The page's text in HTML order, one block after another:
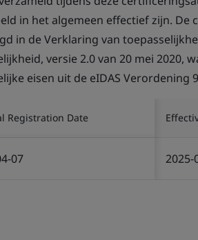
in het algemeen effectief zijn.
in de Verklaring van
versie 2.0 van 20 mei 2020,
eisen uit de eIDAS Verordening
Registration Date
07 2025-